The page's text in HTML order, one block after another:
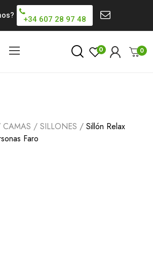
+34 607 28 97 48
0 0
CAMAS / SILLONES
Sillón Relax
Faro